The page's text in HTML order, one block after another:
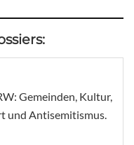
Gemeinden, Kultur,
und Antisemitismus.